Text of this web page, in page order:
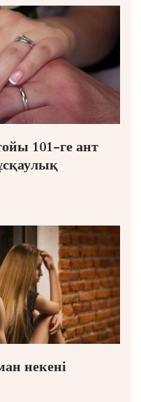
101-ге ант
некені